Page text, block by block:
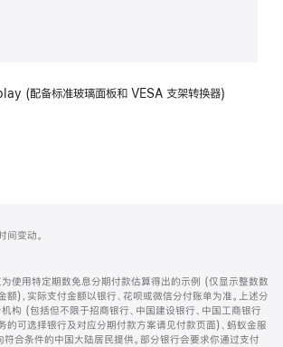
(配备标准玻璃面板和 VESA 支架转换器)
间变动。
为使用特定期数免息分期付款估算得出的示例 (仅显示整数数
额)，实际支付金额以银行、花呗或微信分付账单为准。上述分
构 (包括但不限于招商银行、中国建设银行、中国工商银行
的可选择银行及对应分期付款方案请见付款页面)、蚂蚁金服
合条件的中国大陆居民提供。部分银行会要求你通过支付